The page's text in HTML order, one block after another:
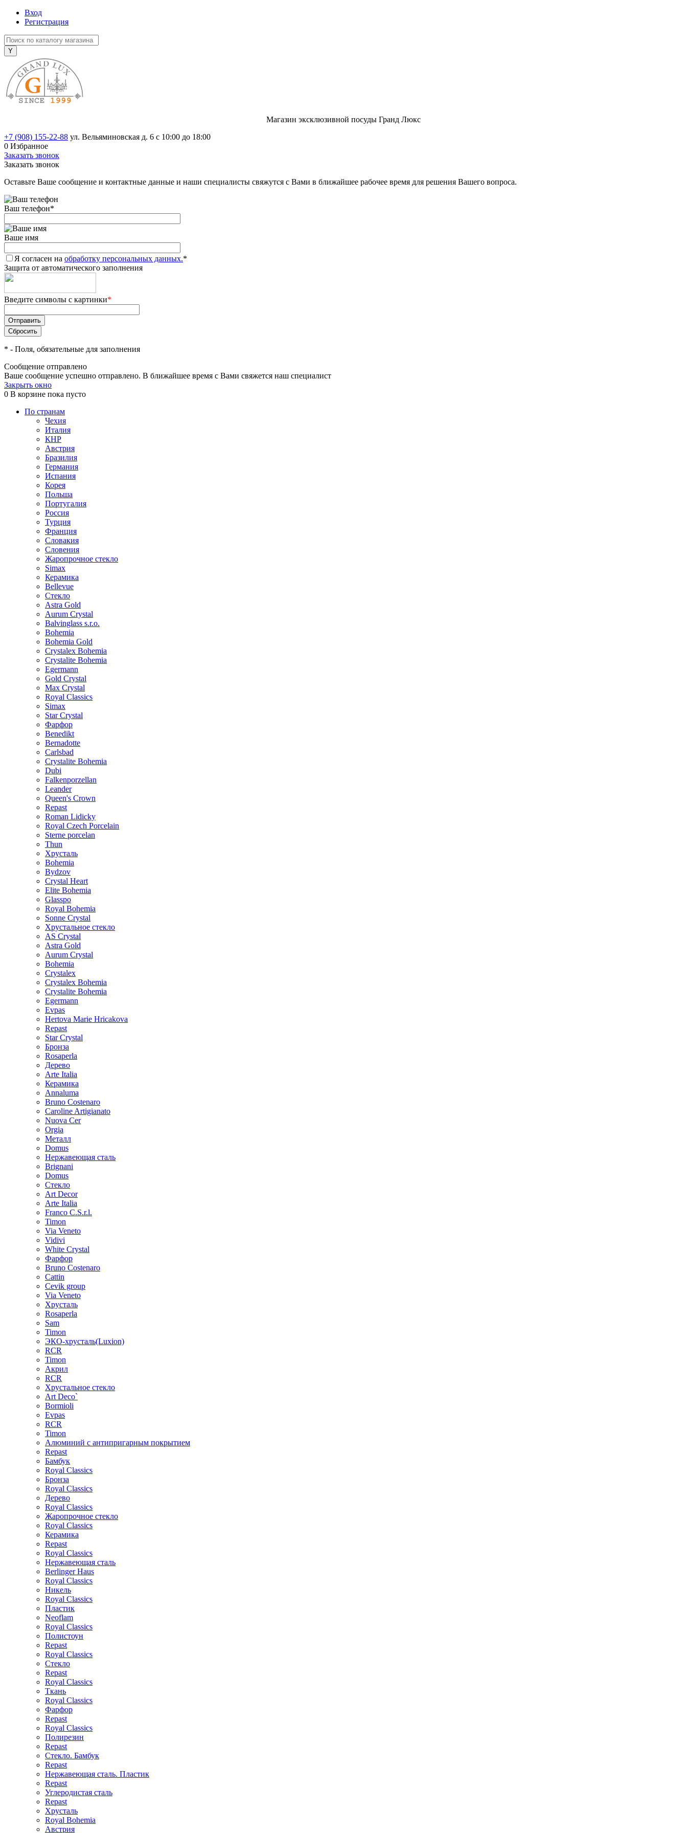
Вход
Регистрация
Магазин эксклюзивной посуды Гранд Люкс
+7 (908) 155-22-88 ул. Вельяминовская д. 6 с 10:00 до 18:00
0 Избранное
Заказать звонок
Заказать звонок
Оставьте Ваше сообщение и контактные данные и наши специалисты свяжутся с Вами в ближайшее рабочее время для решения Вашего вопроса.
Ваш телефон*
Ваше имя
Я согласен на обработку персональных данных.*
Защита от автоматического заполнения
Введите символы с картинки*
* - Поля, обязательные для заполнения
Сообщение отправлено
Ваше сообщение успешно отправлено. В ближайшее время с Вами свяжется наш специалист
Закрыть окно
0 В корзине пока пусто
По странам
Чехия
Италия
КНР
Австрия
Бразилия
Германия
Испания
Корея
Польша
Португалия
Россия
Турция
Франция
Словакия
Словения
Жаропрочное стекло
Simax
Керамика
Bellevue
Стекло
Astra Gold
Aurum Crystal
Balvinglass s.r.o.
Bohemia
Bohemia Gold
Crystalex Bohemia
Crystalite Bohemia
Egermann
Gold Crystal
Max Crystal
Royal Classics
Simax
Star Crystal
Фарфор
Benedikt
Bernadotte
Carlsbad
Crystalite Bohemia
Dubi
Falkenporzellan
Leander
Queen's Crown
Repast
Roman Lidicky
Royal Czech Porcelain
Sterne porcelan
Thun
Хрусталь
Bohemia
Bydzov
Crystal Heart
Elite Bohemia
Glasspo
Royal Bohemia
Sonne Crystal
Хрустальное стекло
AS Crystal
Astra Gold
Aurum Crystal
Bohemia
Crystalex
Crystalex Bohemia
Crystalite Bohemia
Egermann
Evpas
Hertova Marie Hricakova
Repast
Star Crystal
Бронза
Rosaperla
Дерево
Arte Italia
Керамика
Annaluma
Bruno Costenaro
Caroline Artigianato
Nuova Cer
Orgia
Металл
Domus
Нержавеющая сталь
Brignani
Domus
Стекло
Art Decor
Arte Italia
Franco C.S.r.l.
Timon
Via Veneto
Vidivi
White Crystal
Фарфор
Bruno Costenaro
Cattin
Cevik group
Via Veneto
Хрусталь
Rosaperla
Sam
Timon
ЭКО-хрусталь(Luxion)
RCR
Timon
Акрил
RCR
Хрустальное стекло
Art Deco`
Bormioli
Evpas
RCR
Timon
Алюминий с антипригарным покрытием
Repast
Бамбук
Royal Classics
Бронза
Royal Classics
Дерево
Royal Classics
Жаропрочное стекло
Royal Classics
Керамика
Repast
Royal Classics
Нержавеющая сталь
Berlinger Haus
Royal Classics
Никель
Royal Classics
Пластик
Neoflam
Royal Classics
Полистоун
Repast
Royal Classics
Стекло
Repast
Royal Classics
Ткань
Royal Classics
Фарфор
Repast
Royal Classics
Полирезин
Repast
Стекло. Бамбук
Repast
Нержавеющая сталь. Пластик
Repast
Углеродистая сталь
Repast
Хрусталь
Royal Bohemia
Австрия